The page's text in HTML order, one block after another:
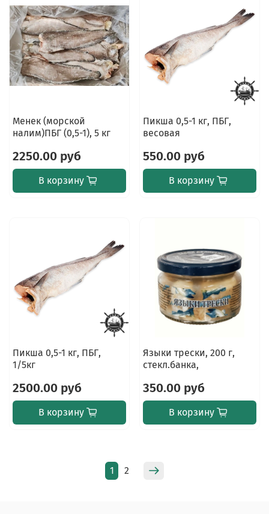
Менек (морской
налим)ПБГ (0,5-1), 5 кг
2250.00 руб
В корзину
Пикша 0,5-1 кг, ПБГ,
весовая
550.00 руб
В корзину
Пикша 0,5-1 кг, ПБГ,
1/5кг
2500.00 руб
В корзину
Языки трески, 200 г,
стекл.банка,
350.00 руб
В корзину
1 2